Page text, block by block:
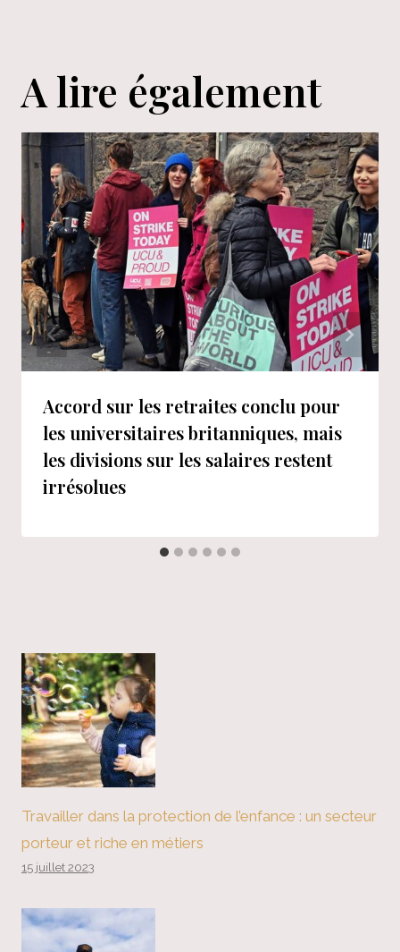
A lire également
Accord sur les retraites conclu pour
les universitaires britanniques, mais
les divisions sur les salaires restent
irrésolues
Travailler dans la protection de l’enfance : un secteur
porteur et riche en métiers
15 juillet 2023